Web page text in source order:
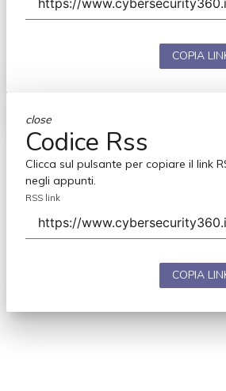
COPIA
close
Codice Rss
Clicca sul pulsante per copiare il link
negli appunti.
RSS link
COPIA